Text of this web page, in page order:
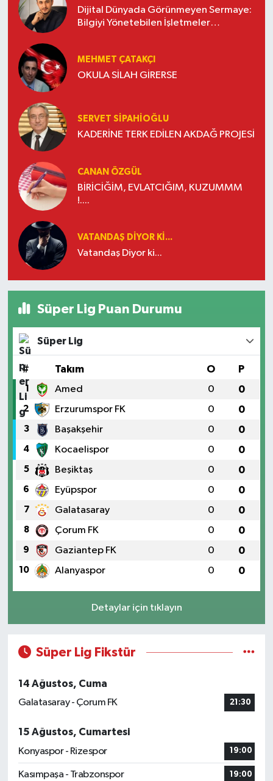
Dijital Dünyada Görünmeyen Sermaye:
Bilgiyi Yönetebilen İşletmeler
MEHMET ÇATAKÇI
OKULA SİLAH GİRERSE
SERVET SİPAHİOĞLU
KADERİNE TERK EDİLEN AKDAĞ PROJESİ
CANAN ÖZGÜL
BİRİCİĞİM, EVLATCIĞIM, KUZUMMM
!....
VATANDAŞ DIYOR KI...
Vatandaş Diyor ki...
Süper Lig Puan Durumu
Süper Lig
# Takım O P
1 Amed 0 0
2 Erzurumspor FK 0 0
3 Başakşehir 0 0
4 Kocaelispor 0 0
5 Beşiktaş 0 0
6 Eyüpspor 0 0
7 Galatasaray 0 0
8 Çorum FK 0 0
9 Gaziantep FK 0 0
10 Alanyaspor 0 0
Detaylar için tıklayın
Süper Lig Fikstür
14 Ağustos, Cuma
Galatasaray - Çorum FK
21:30
15 Ağustos, Cumartesi
Konyaspor - Rizespor
19:00
Kasımpaşa - Trabzonspor 19:00